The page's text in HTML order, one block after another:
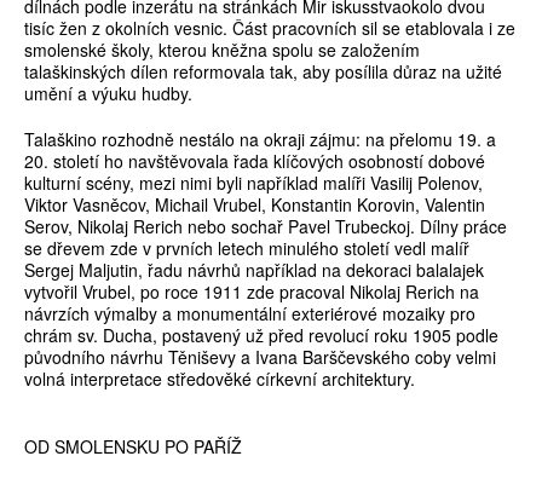
dílnách podle inzerátu na stránkách Mir iskusstvaokolo dvou
tisíc žen z okolních vesnic. Část pracovních sil se etablovala i ze
smolenské školy, kterou kněžna spolu se založením
talaškinských dílen reformovala tak, aby posílila důraz na užité
umění a výuku hudby.
Talaškino rozhodně nestálo na okraji zájmu: na přelomu 19. a
20. století ho navštěvovala řada klíčových osobností dobové
kulturní scény, mezi nimi byli například malíři Vasilij Polenov,
Viktor Vasněcov, Michail Vrubel, Konstantin Korovin, Valentin
Serov, Nikolaj Rerich nebo sochař Pavel Trubeckoj. Dílny práce
se dřevem zde v prvních letech minulého století vedl malíř
Sergej Maljutin, řadu návrhů například na dekoraci balalajek
vytvořil Vrubel, po roce 1911 zde pracoval Nikolaj Rerich na
návrzích výmalby a monumentální exteriérové mozaiky pro
chrám sv. Ducha, postavený už před revolucí roku 1905 podle
původního návrhu Těniševy a Ivana Barščevského coby velmi
volná interpretace středověké církevní architektury.
OD SMOLENSKU PO PAŘÍŽ